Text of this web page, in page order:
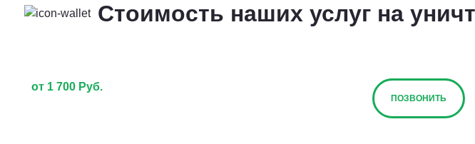
Стоимость наших услуг на
от 1 700 Руб.
ПОЗВОНИТЬ